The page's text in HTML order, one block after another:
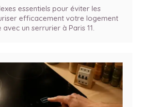
essentiels pour éviter les
efficacement votre logement
avec un serrurier à Paris 11.